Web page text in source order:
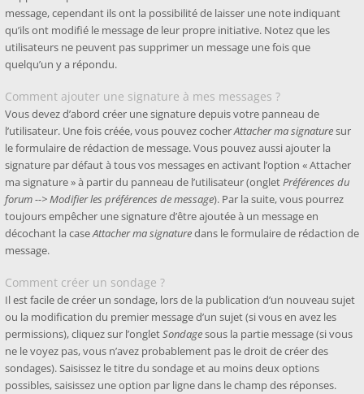
message, cependant ils ont la possibilité de laisser une note indiquant
qu’ils ont modifié le message de leur propre initiative. Notez que les
utilisateurs ne peuvent pas supprimer un message une fois que
quelqu’un y a répondu.
Comment ajouter une signature à mes messages ?
Vous devez d’abord créer une signature depuis votre panneau de
l’utilisateur. Une fois créée, vous pouvez cocherAttacher ma signaturesur
le formulaire de rédaction de message. Vous pouvez aussi ajouter la
signature par défaut à tous vos messages en activant l’option « Attacher
ma signature » à partir du panneau de l’utilisateur (ongletPréférences du
forum --> Modifier les préférences de message). Par la suite, vous pourrez
toujours empêcher une signature d’être ajoutée à un message en
décochant la caseAttacher ma signaturedans le formulaire de rédaction de
message.
Comment créer un sondage ?
Il est facile de créer un sondage, lors de la publication d’un nouveau sujet
ou la modification du premier message d’un sujet (si vous en avez les
permissions), cliquez sur l’ongletSondagesous la partie message (si vous
ne le voyez pas, vous n’avez probablement pas le droit de créer des
sondages). Saisissez le titre du sondage et au moins deux options
possibles, saisissez une option par ligne dans le champ des réponses.